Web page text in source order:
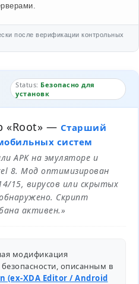
после верификации контрольных
Status: Безопасно для
установк
«Root» — Старший
систем
APK на эмуляторе и
8. Мод оптимизирован
15, вирусов или скрытых
Скрипт
активен.»
модификация
безопасности, описанным в
(ex-XDA Editor / Android